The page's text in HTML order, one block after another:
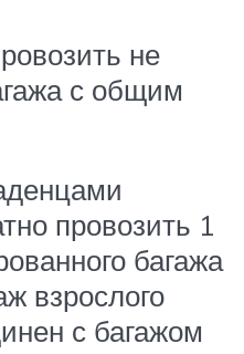
не
с общим
провозить 1
багажа
взрослого
с багажом